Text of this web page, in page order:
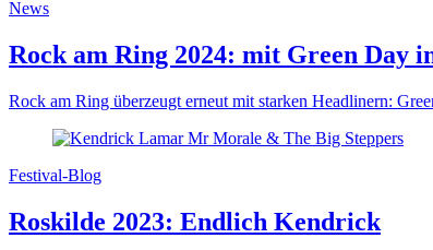
News
Rock am Ring 2024: mit Green Day
Rock am Ring überzeugt erneut mit starken Headlinern:
Festival-Blog
Roskilde 2023: Endlich Kendrick